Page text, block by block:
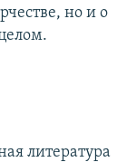
но и о
литература